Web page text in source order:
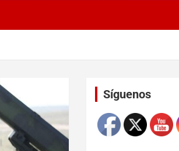
SíguenosSet Youtube Channel ID